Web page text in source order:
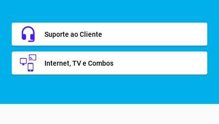
Suporte ao Cliente
Internet, TV e Combos